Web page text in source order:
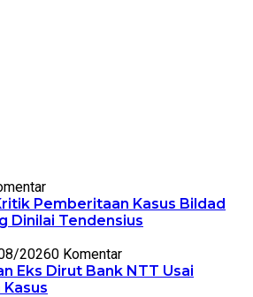
Pemberitaan Kasus Bildad
Dinilai Tendensius
20260 Komentar
Eks Dirut Bank NTT Usai